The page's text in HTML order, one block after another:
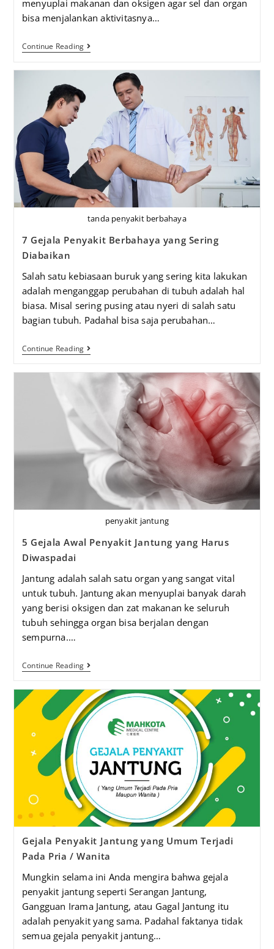
menyuplai makanan dan oksigen agar sel dan organ
bisa menjalankan aktivitasnya…
Continue Reading
tanda penyakit berbahaya
7 Gejala Penyakit Berbahaya yang Sering
Diabaikan
Salah satu kebiasaan buruk yang sering kita lakukan
adalah menganggap perubahan di tubuh adalah hal
biasa. Misal sering pusing atau nyeri di salah satu
bagian tubuh. Padahal bisa saja perubahan…
Continue Reading
penyakit jantung
5 Gejala Awal Penyakit Jantung yang Harus
Diwaspadai
Jantung adalah salah satu organ yang sangat vital
untuk tubuh. Jantung akan menyuplai banyak darah
yang berisi oksigen dan zat makanan ke seluruh
tubuh sehingga organ bisa berjalan dengan
sempurna.…
Continue Reading
Gejala Penyakit Jantung yang Umum Terjadi
Pada Pria / Wanita
Mungkin selama ini Anda mengira bahwa gejala
penyakit jantung seperti Serangan Jantung,
Gangguan Irama Jantung, atau Gagal Jantung itu
adalah penyakit yang sama. Padahal faktanya tidak
semua gejala penyakit jantung…